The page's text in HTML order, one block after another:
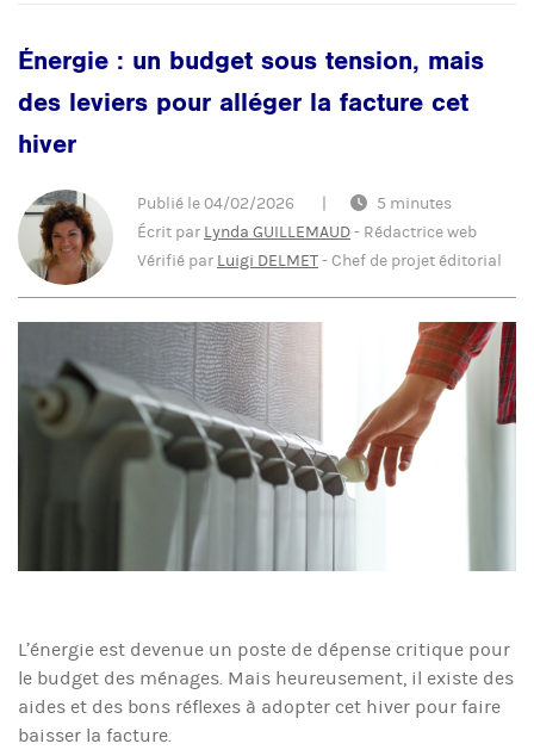
Énergie : un budget sous tension, mais
des leviers pour alléger la facture cet
hiver
Publié le04/02/2026 |
5 minutes
Écrit par Lynda GUILLEMAUD- Rédactrice web
Vérifié par Luigi DELMET-Chef de projet éditorial
L’énergie est devenue un poste de dépense critique pour
le budget des ménages. Mais heureusement, il existe des
aides et des bons réflexes à adopter cet hiver pour faire
baisser la facture.